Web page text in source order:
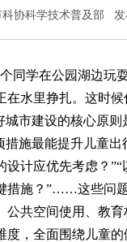
协科学技术普及部 发
学在公园湖边玩
在水里挣扎。这时
城市建设的核心原
措施最能提升儿童出
设计应优先考虑？
措施？”……这些问
公共空间使用、教
度，全面围绕儿童